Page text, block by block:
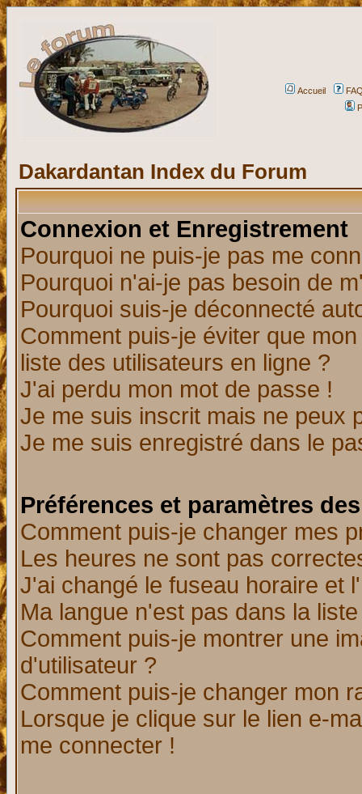
Accueil
Dakardantan Index du Forum
Connexion et Enregistrement
Pourquoi ne puis-je pas me
Pourquoi n'ai-je pas besoin de
Pourquoi suis-je déconnecté
Comment puis-je éviter que
liste des utilisateurs en ligne ?
J'ai perdu mon mot de passe !
Je me suis inscrit mais ne peux
Je me suis enregistré dans le
Préférences et paramètres
Comment puis-je changer mes
Les heures ne sont pas
J'ai changé le fuseau horaire et
Ma langue n'est pas dans la
Comment puis-je montrer une
d'utilisateur ?
Comment puis-je changer mon
Lorsque je clique sur le lien e-
me connecter !